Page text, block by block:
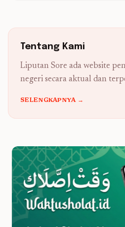
Tentang Kami
Liputan Sore ada website
negeri secara aktual dan
SELENGKAPNYA →